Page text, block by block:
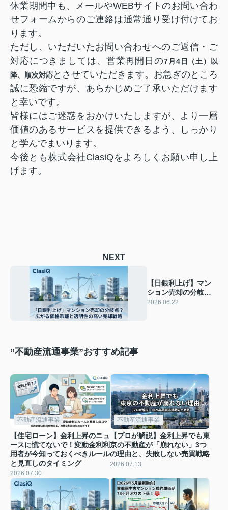
休業期間中も、メールやWEBサイトのお問い合わ
せフォームからのご連絡は通常通り受け付けてお
ります。
ただし、いただいたお問い合わせへのご返信・ご
対応につきましては、営業再開日の7月4日（土）以
降、順次対応とさせていただきます。お急ぎのところ
誠に恐縮ですが、あらかじめご了承いただけます
と幸いです。
皆様にはご迷惑をおかけいたしますが、より一層
価値のあるサービスを提供できるよう、しっかり
と学んでまいります。
今後とも株式会社ClasiQをよろしくお願い申し上
げます。
NEXT
【日銀利上げ】マン
ション売却の分岐
点？広がる価格乖離
2026.06.22
”不動産流通事業”おすすめ記事
不動産流通事業
【住宅ローン】金利上昇のニュ
ースに慌てないで！変動金利利
用者が今知っておくべきルール
と見直しのタイミング
2026.07.30
不動産流通事業
【プロが解説】金利上昇でも東
京の不動産が「崩れない」3つ
の理由と、失敗しない売買戦略
2026.07.13